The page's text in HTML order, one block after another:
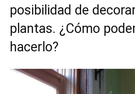
posibilidad de
plantas. ¿Cómo
hacerlo?